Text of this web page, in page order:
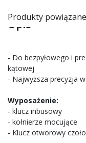
Produkty powiązane
Opis
- Do bezpyłowego i
kątowej
- Najwyższa precyzja
Wyposażenie:
- klucz inbusowy
- kołnierze mocujące
- Klucz otworowy